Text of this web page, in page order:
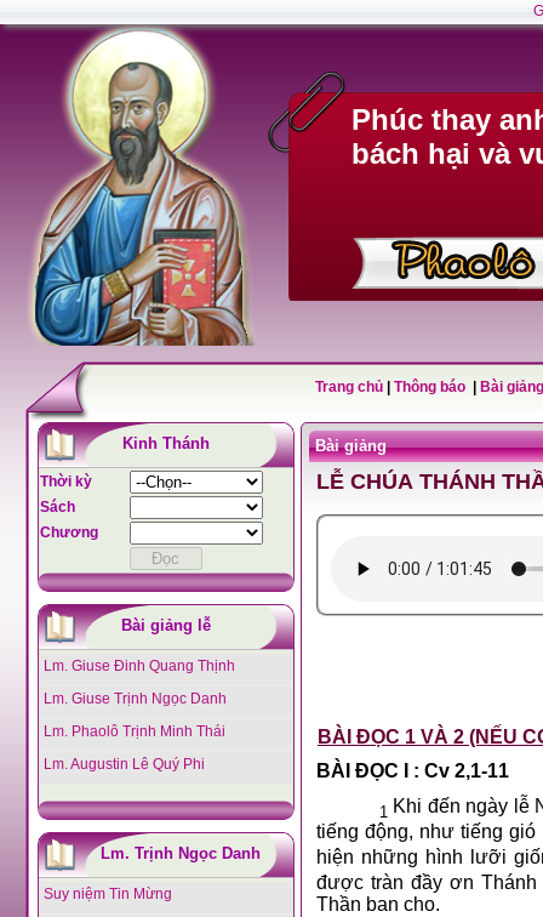
Phúc thay
bách hại và
Trang chủ Thông báo Bài
Kinh Thánh
Thời kỳ
Sách
Chương
Bài giảng lễ
Lm. Giuse Đinh Quang Thịnh
Lm. Giuse Trịnh Ngọc Danh
Lm. Phaolô Trịnh Minh Thái
Lm. Augustin Lê Quý Phi
Lm. Trịnh Ngọc Danh
Suy niệm Tin Mừng
Bài giảng
LỄ CHÚA THÁNH
BÀI ĐỌC 1 VÀ 2 (NẾU
BÀI ĐỌC I : Cv 2,1-11
1 Khi đến ngày lễ
tiếng động, như tiếng
hiện những hình lưỡi
được tràn đầy ơn Thánh
Thần ban cho.